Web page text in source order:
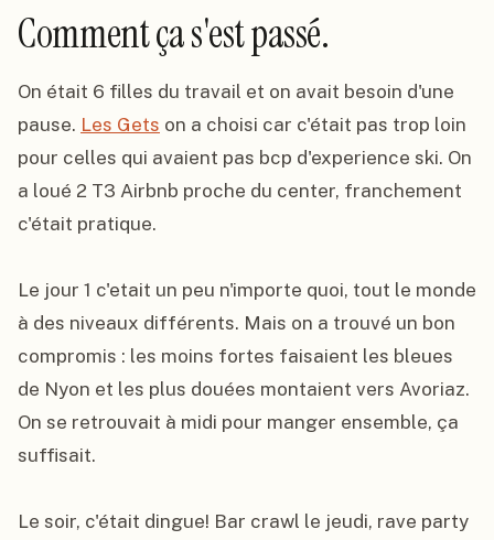
Comment ça s'est passé.
On était 6 filles du travail et on avait besoin d'une
pause. Les Gets on a choisi car c'était pas trop loin
pour celles qui avaient pas bcp d'experience ski. On
a loué 2 T3 Airbnb proche du center, franchement
c'était pratique.
Le jour 1 c'etait un peu n'importe quoi, tout le monde
à des niveaux différents. Mais on a trouvé un bon
compromis : les moins fortes faisaient les bleues
de Nyon et les plus douées montaient vers Avoriaz.
On se retrouvait à midi pour manger ensemble, ça
suffisait.
Le soir, c'était dingue! Bar crawl le jeudi, rave party